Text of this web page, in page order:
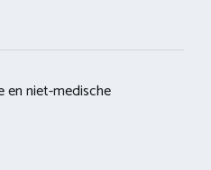
en niet-medische